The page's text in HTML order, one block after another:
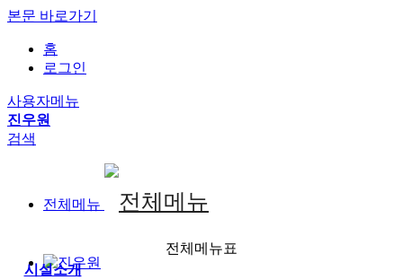
본문 바로가기
홈
로그인
사용자메뉴
진우원
검색
전체메뉴
전체메뉴표
시설소개